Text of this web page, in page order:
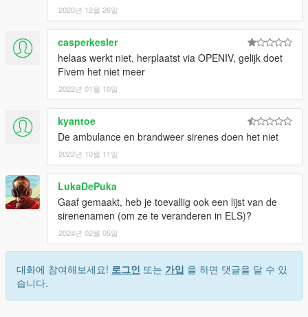
2020년 12월 26일
casperkesler
helaas werkt niet, herplaatst via OPENIV, gelijk doet
Fivem het niet meer
2022년 01월 10일
kyantoe
De ambulance en brandweer sirenes doen het niet
2022년 10월 11일
LukaDePuka
Gaaf gemaakt, heb je toevallig ook een lijst van de
sirenenamen (om ze te veranderen in ELS)?
2024년 02월 05일
대화에 참여해보세요! 로그인 또는 가입 을 하면 댓글을 달 수 있
습니다.